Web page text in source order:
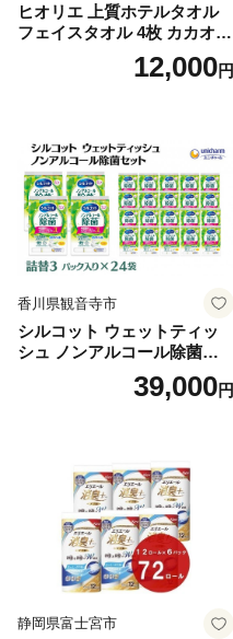
ヒオリエ 上質ホテルタオル
フェイスタオル 4枚 カカオ
【タオル 泉州タオル 吸水 普
段使い 無地 シンプル 日用品
12,000円
香川県観音寺市
シルコット ウェットティッ
シュ ノンアルコール除菌詰
替（43枚×3P）×24袋 日用品
おもちゃ 拭き取り 手拭き 外
39,000円
静岡県富士宮市